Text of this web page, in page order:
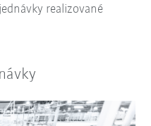
realizované